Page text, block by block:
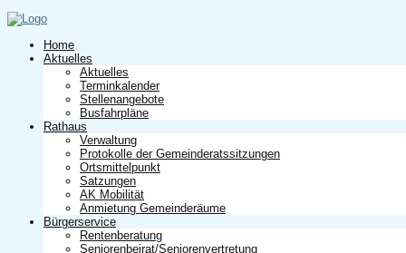
Home
Aktuelles
Aktuelles
Terminkalender
Stellenangebote
Busfahrpläne
Rathaus
Verwaltung
Protokolle der Gemeinderatssitzungen
Ortsmittelpunkt
Satzungen
AK Mobilität
Anmietung Gemeinderäume
Bürgerservice
Rentenberatung
Seniorenbeirat/Seniorenvertretung